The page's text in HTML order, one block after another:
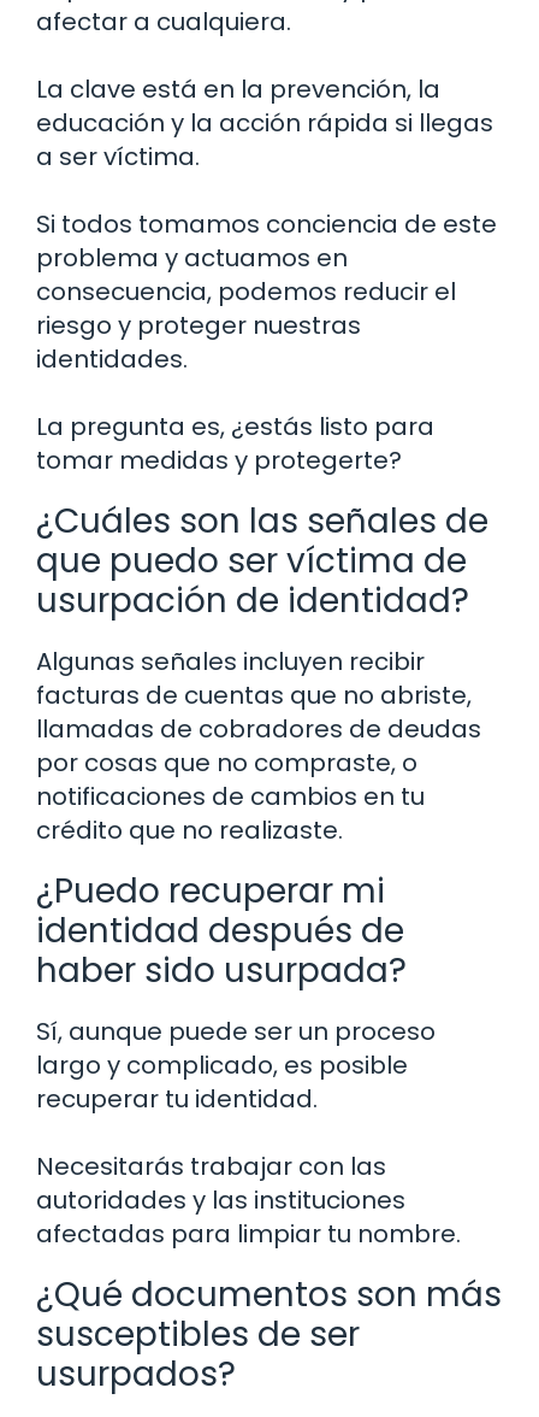
afectar a cualquiera.
La clave está en la prevención, la
educación y la acción rápida si llegas
a ser víctima.
Si todos tomamos conciencia de este
problema y actuamos en
consecuencia, podemos reducir el
riesgo y proteger nuestras
identidades.
La pregunta es, ¿estás listo para
tomar medidas y protegerte?
¿Cuáles son las señales de
que puedo ser víctima de
usurpación de identidad?
Algunas señales incluyen recibir
facturas de cuentas que no abriste,
llamadas de cobradores de deudas
por cosas que no compraste, o
notificaciones de cambios en tu
crédito que no realizaste.
¿Puedo recuperar mi
identidad después de
haber sido usurpada?
Sí, aunque puede ser un proceso
largo y complicado, es posible
recuperar tu identidad.
Necesitarás trabajar con las
autoridades y las instituciones
afectadas para limpiar tu nombre.
¿Qué documentos son más
susceptibles de ser
usurpados?